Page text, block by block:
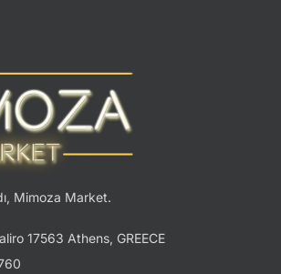
Mimoza Market.
17563 Athens, GREECE